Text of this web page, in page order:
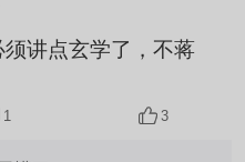
讲点玄学了，不蒋
1 3